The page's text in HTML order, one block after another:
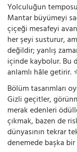
Yolculuğun
Mantar büyümeyi
çiçeği mesafeyi
her şeyi susturur,
değildir; yanlış
içinde kaybolur. Bu
anlamlı hâle getirir.
Bölüm tasarımları
Gizli geçitler,
merak edenleri
çıkmak, bazen de
dünyasının tekrar
denemede başka